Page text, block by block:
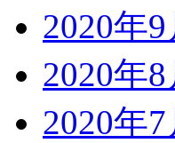
2020年9
2020年8
2020年7